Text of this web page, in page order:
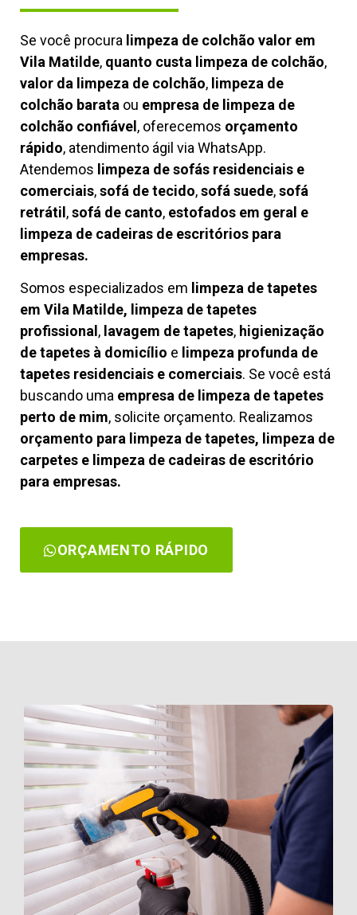
Se você procura limpeza de colchão valor em
Vila Matilde, quanto custa limpeza de colchão,
valor da limpeza de colchão, limpeza de
colchão barata ou empresa de limpeza de
colchão confiável, oferecemos orçamento
rápido, atendimento ágil via WhatsApp.
Atendemos limpeza desofás residenciais e
comerciais,sofá de tecido,sofá suede,sofá
retrátil,sofá de canto, estofados em geral e
limpeza de cadeiras de escritórios para
empresas.
Somos especializados em limpeza de tapetes
em Vila Matilde, limpeza de tapetes
profissional , lavagem de tapetes, higienização
de tapetes à domicílio e limpeza profunda de
tapetes residenciais e comerciais. Se você está
buscando uma empresa de limpeza de tapetes
perto de mim, solicite orçamento. Realizamos
orçamento para limpeza de tapetes, limpeza de
carpetes e limpeza de cadeiras de escritório
para empresas.
ORÇAMENTO RÁPIDO